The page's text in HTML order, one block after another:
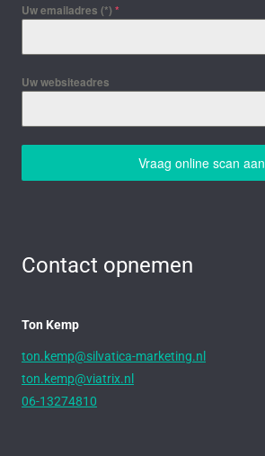
Uw emailadres (*) *
Uw websiteadres
Vraag online scan aan
Contact opnemen
Ton Kemp
ton.kemp@silvatica-marketing.nl
ton.kemp@viatrix.nl
06-13274810